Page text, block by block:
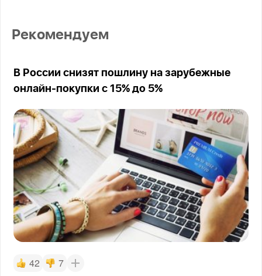
Рекомендуем
В России снизят пошлину на зарубежные
онлайн-покупки с 15% до 5%
42 7